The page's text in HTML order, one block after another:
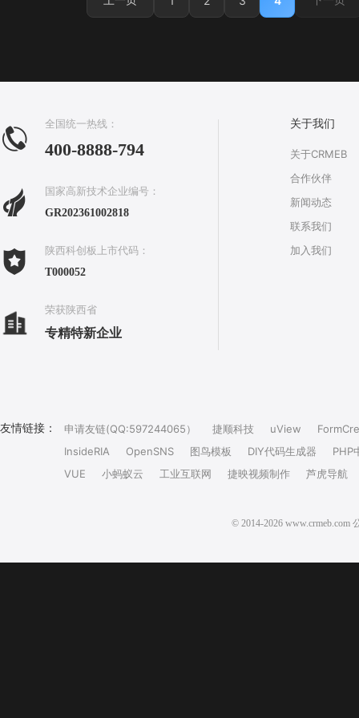
全国统一热线：
400-8888-794
国家高新技术企业编号：
GR202361002818
陕西科创板上市代码：
T000052
荣获陕西省
专精特新企业
关于我们
关于CRMEB
合作伙伴
新闻动态
联系我们
加入我们
友情链接： 申请友链(QQ:597244065） 捷顺科技 uView
InsideRIA
OpenSNS 图鸟模板 DIY代码生成器
PHP
VUE
小蚂蚁云 工业互联网 捷映视频制作 芦虎导航
© 2014-2026